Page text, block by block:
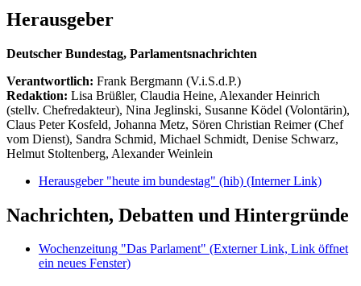
Herausgeber
Deutscher Bundestag, Parlamentsnachrichten
Verantwortlich: Frank Bergmann (V.i.S.d.P.)
Redaktion: Lisa Brüßler, Claudia Heine, Alexander Heinrich
(stellv. Chefredakteur), Nina Jeglinski, Susanne Ködel (Volontärin),
Claus Peter Kosfeld, Johanna Metz, Sören Christian Reimer (Chef
vom Dienst), Sandra Schmid, Michael Schmidt, Denise Schwarz,
Helmut Stoltenberg, Alexander Weinlein
Herausgeber "heute im bundestag" (hib) (Interner Link)
Nachrichten, Debatten und Hintergründe
Wochenzeitung "Das Parlament" (Externer Link, Link öffnet
ein neues Fenster)